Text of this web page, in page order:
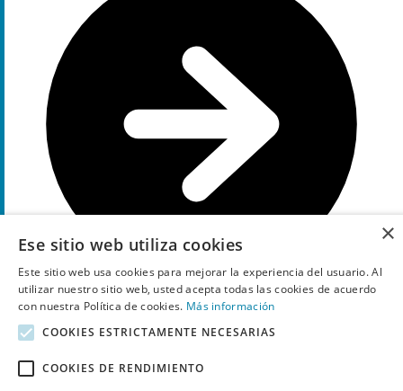
Muestra el códigoNEW
Descuento
cupón
×
Ese sitio web utiliza cookies
Este sitio web usa cookies para mejorar la experiencia del usuario. Al
utilizar nuestro sitio web, usted acepta todas las cookies de acuerdo
con nuestra Política de cookies. Más información
COOKIES ESTRICTAMENTE NECESARIAS
COOKIES DE RENDIMIENTO